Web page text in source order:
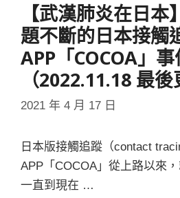
【武漢肺炎在日
題不斷的日本接觸
APP「COCOA」
（2022.11.18 最後
2021 年 4 月 17 日
日本版接觸追蹤（contact
APP「COCOA」從上路以來
一直到現在 …